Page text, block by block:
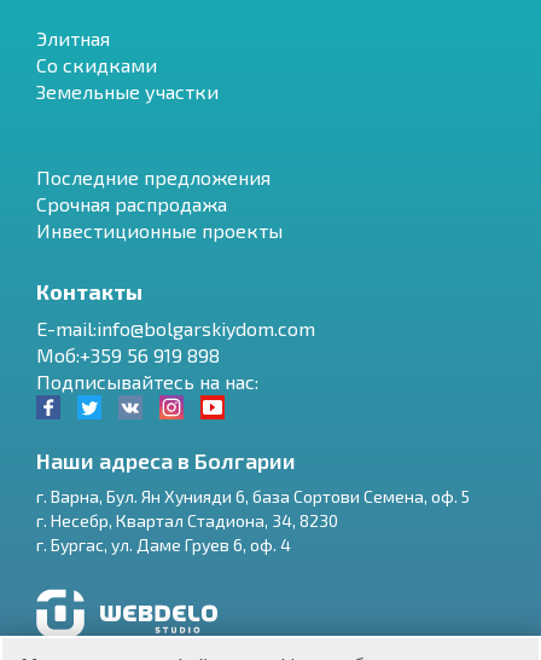
$
Элитная
Со скидками
Земельные участки
Последние предложения
Срочная распродажа
Инвестиционные проекты
Контакты
E-mail:info@bolgarskiydom.com
Моб:+359 56 919 898
Подписывайтесь на нас:
Наши адреса в Болгарии
г. Варна, Бул. Ян Хунияди 6, база Сортови Семена, оф. 5
г. Несебр, Квартал Стадиона, 34, 8230
г. Бургас, ул. Даме Груев 6, оф. 4